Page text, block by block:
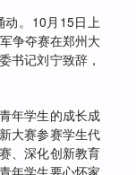
。10月15日上
争夺赛在郑州大
书记刘宁致辞，
年学生的成长成
大赛参赛学生代
、深化创新教育